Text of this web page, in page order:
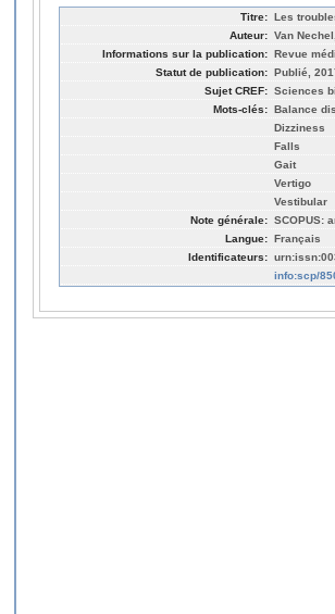
Titre: Les
Auteur: Van
Informations sur la publication: Revue
Statut de publication: Publié,
Sujet CREF: Sciences
Mots-clés: Balance
Dizziness
Falls
Gait
Vertigo
Vestibular
Note générale: SCOPUS:
Langue: Français
Identificateurs:
info:scp/